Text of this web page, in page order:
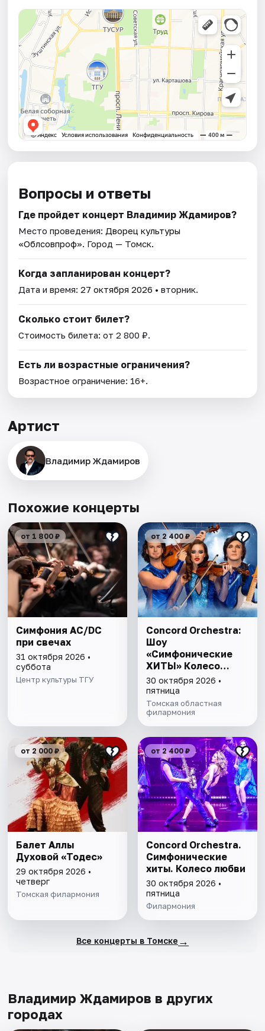
Вопросы и ответы
Где пройдет концерт Владимир Ждамиров?
Место проведения: Дворец культуры
«Облсовпроф». Город — Томск.
Когда запланирован концерт?
Дата и время:27 октября 2026 • вторник.
Сколько стоит билет?
Стоимость билета: от 2 800 ₽.
Есть ли возрастные ограничения?
Возрастное ограничение: 16+.
Артист
Владимир Ждамиров
Похожие концерты
от 1 800 ₽
Симфония AC/DC
при свечах
31 октября 2026 •
суббота
Центр культуры ТГУ
от 2 400 ₽
Concord Orchestra:
Шоу
«Симфонические
ХИТЫ» Колесо
любви
30 октября 2026 •
пятница
Томская областная
филармония
от 2 000 ₽
Балет Аллы
Духовой «Тодес»
29 октября 2026 •
четверг
Томская филармония
от 2 400 ₽
Concord Orchestra.
Симфонические
хиты. Колесо любви
30 октября 2026 •
пятница
Филармония
Все концерты в Томске →
Владимир Ждамиров в других
городах